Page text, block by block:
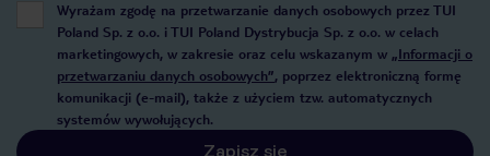
Wyrażam zgodę na przetwarzanie danych osobowych przez TUI
Poland Sp. z o.o. i TUI Poland Dystrybucja Sp. z o.o. w celach
marketingowych, w zakresie oraz celu wskazanym w „Informacji o
przetwarzaniu danych osobowych”, poprzez elektroniczną formę
komunikacji (e-mail), także z użyciem tzw. automatycznych
systemów wywołujących.
Zapisz się